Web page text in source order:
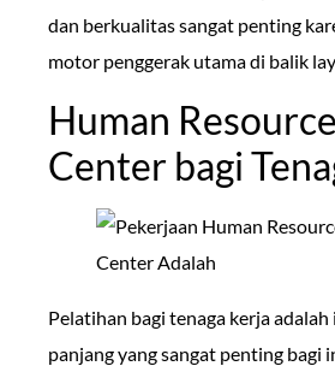
dan berkualitas sangat penting
motor penggerak utama di balik
Human
Center bagi
Pelatihan bagi tenaga kerja
panjang yang sangat penting bagi